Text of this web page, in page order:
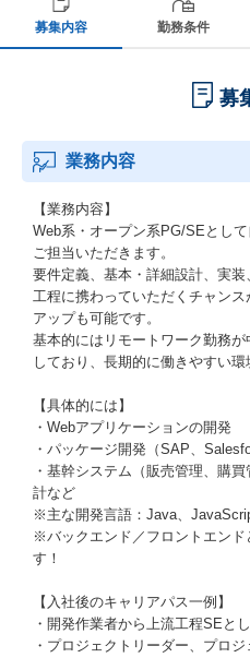
募集内容 勤務条件
募
業務内容
【業務内容】
Web系・オープン系PG/SEとし
ご担当いただきます。
要件定義、基本・詳細設計、実
工程に携わっていただくチャン
アップも可能です。
基本的にはリモートワーク勤務
しており、長期的に働きやすい
【具体的には】
・Webアプリケーションの開発
・パッケージ開発（SAP、
・基幹システム（販売管理、購
計など
※主な開発言語：Java、
※バックエンド／フロントエンド
す！
【入社後のキャリアパス一例】
・開発作業者から上流工程SEと
・プロジェクトリーダー、プロ